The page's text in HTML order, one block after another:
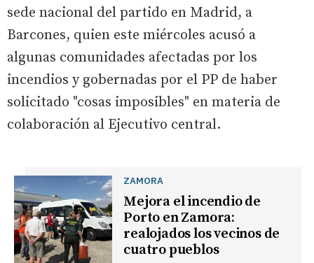
sede nacional del partido en Madrid, a
Barcones, quien este miércoles acusó a
algunas comunidades afectadas por los
incendios y gobernadas por el PP de haber
solicitado "cosas imposibles" en materia de
colaboración al Ejecutivo central.
ZAMORA
Mejora el incendio de
Porto en Zamora:
realojados los vecinos de
cuatro pueblos